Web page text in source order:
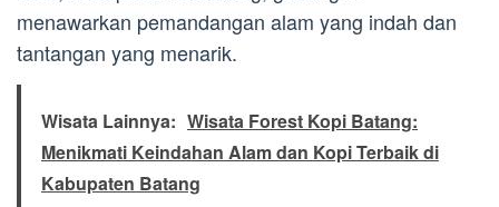
menawarkan pemandangan alam yang indah dan
tantangan yang menarik.
Wisata Lainnya: Wisata Forest Kopi Batang:
Menikmati Keindahan Alam dan Kopi Terbaik di
Kabupaten Batang